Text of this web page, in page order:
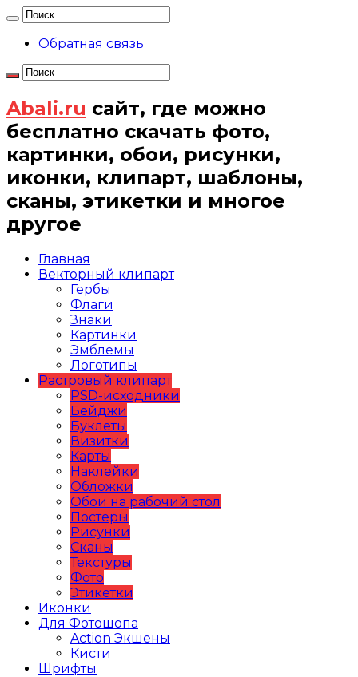
Обратная связь
Abali.ru сайт, где можно
бесплатно скачать фото,
картинки, обои, рисунки,
иконки, клипарт, шаблоны,
сканы, этикетки и многое
другое
Главная
Векторный клипарт
Гербы
Флаги
Знаки
Картинки
Эмблемы
Логотипы
Растровый клипарт
PSD-исходники
Бейджи
Буклеты
Визитки
Карты
Наклейки
Обложки
Обои на рабочий стол
Постеры
Рисунки
Сканы
Текстуры
Фото
Этикетки
Иконки
Для Фотошопа
Action Экшены
Кисти
Шрифты